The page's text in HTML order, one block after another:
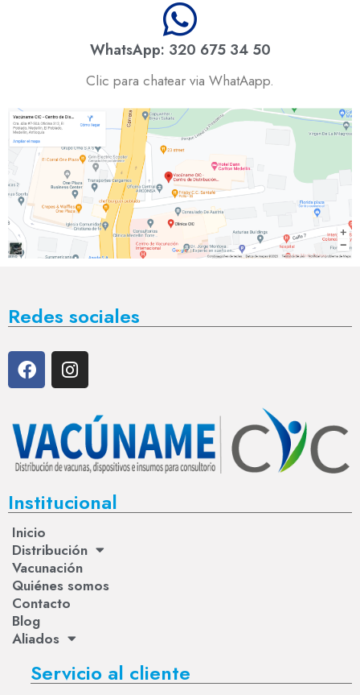
WhatsApp: 320 675 34 50
Clic para chatear via WhatAapp.
Redes sociales
Institucional
Inicio
Distribución
Vacunación
Quiénes somos
Contacto
Blog
Aliados
Servicio al cliente